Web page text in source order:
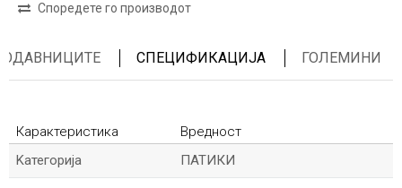
Споредете го производот
СПЕЦИФИКАЦИЈА ГОЛЕМИНИ
Карактеристика
Вредност
Kатегорија
ПАТИКИ